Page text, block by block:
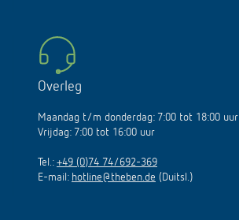
Overleg
Maandag t/m donderdag: 7:00 tot 18:00 uur
Vrijdag: 7:00 tot 16:00 uur
Tel.: +49 (0)74 74/692-369
E-mail: hotline@theben.de (Duitsl.)